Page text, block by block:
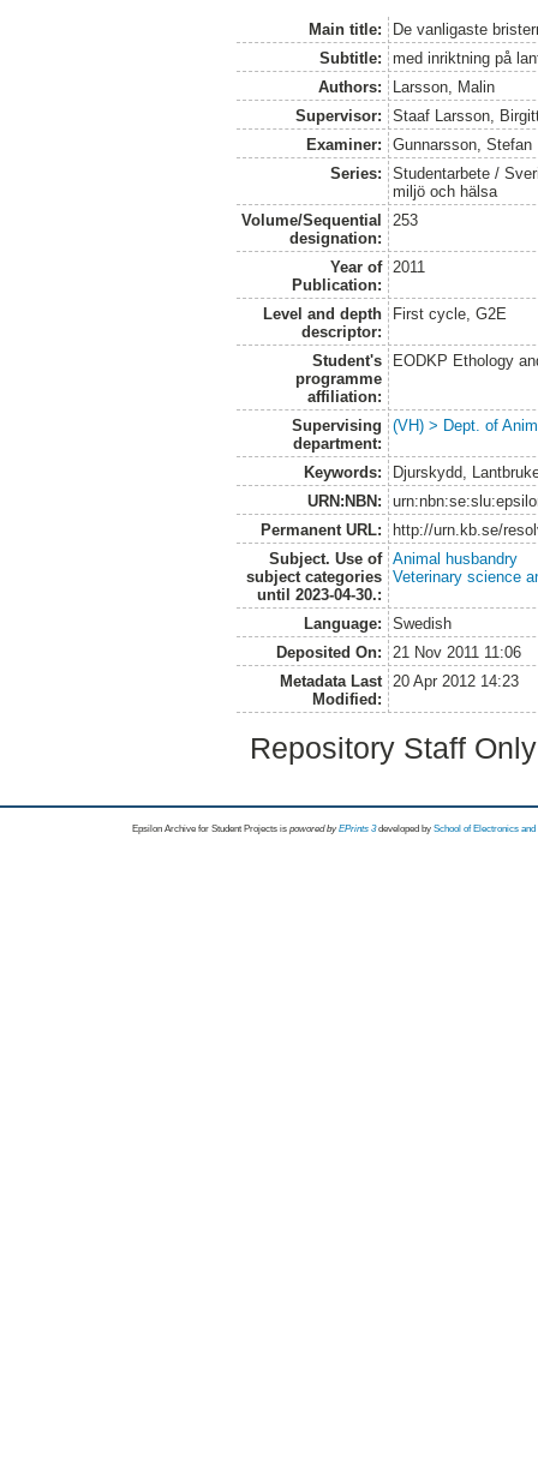
Main title:
De vanligaste
Subtitle:
med inriktning på
Authors:
Larsson, Malin
Supervisor:
Staaf Larsson,
Examiner:
Gunnarsson, Stefan
Series:
Studentarbete /
miljö och hälsa
Volume/Sequential
designation:
253
Year of
Publication:
2011
Level and depth
descriptor:
First cycle, G2E
Student's
programme
affiliation:
EODKP Ethology
Supervising
department:
(VH) > Dept. of
Keywords:
Djurskydd,
URN:NBN:
Permanent URL:
http://urn.kb.se/
Subject. Use of
subject categories
until 2023-04-30.:
Animal husbandry
Veterinary science
Language:
Swedish
Deposited On:
21 Nov 2011 11:06
Metadata Last
Modified:
20 Apr 2012 14:23
Repository Staff
Epsilon Archive for Student Projects is powored byEPrints 3 developed by School of Electronics